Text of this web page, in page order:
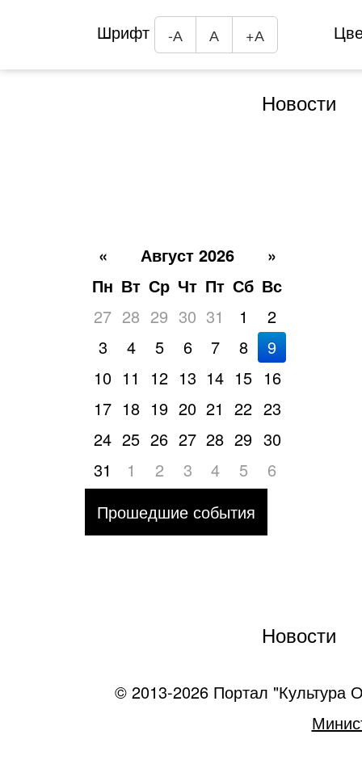
Шрифт -А А +А
Новости
« Август 2026
»
Пн Вт Ср Чт Пт Сб Вс
27 28 29 30 31 1
2
3
4 5 6 7 8
9
10 11 12 13 14 15 16
17 18 19 20 21 22 23
24 25 26 27 28 29 30
31
1 2 3 4 5
6
Прошедшие события
Новости
© 2013-2026 Портал "Культура